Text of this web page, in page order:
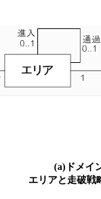
(a)ドメイ
エリアと走破戦